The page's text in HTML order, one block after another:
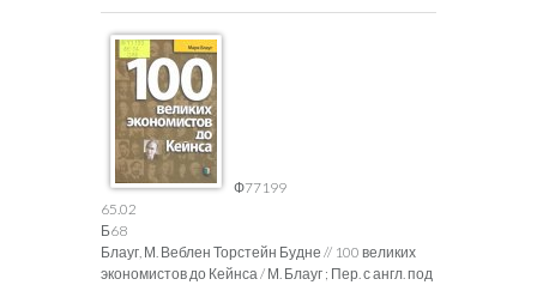
Ф77199
65.02
Б68
Блауг, М. Веблен Торстейн Будне // 100 великих
экономистов до Кейнса / М. Блауг ; Пер. с англ. под